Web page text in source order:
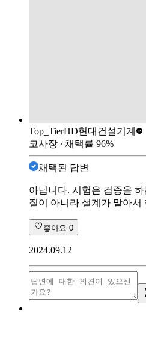
Top_TierHD현대건설기계
코사장 ∙ 채택률 96%
채택된 답변
아닙니다. 시험은 검증을
질이 아니라 설계가 맡아서
좋아요 0
2024.09.12